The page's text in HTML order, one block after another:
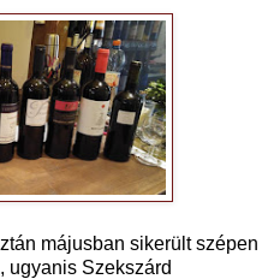
májusban sikerült szépen
ugyanis Szekszárd